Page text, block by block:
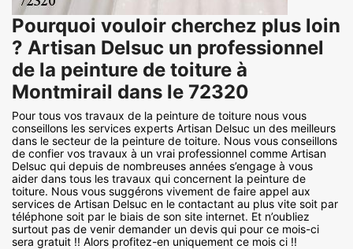
Pourquoi vouloir cherchez plus loin
? Artisan Delsuc un professionnel
de la peinture de toiture à
Montmirail dans le 72320
Pour tous vos travaux de la peinture de toiture nous vous
conseillons les services experts Artisan Delsuc un des meilleurs
dans le secteur de la peinture de toiture. Nous vous conseillons
de confier vos travaux à un vrai professionnel comme Artisan
Delsuc qui depuis de nombreuses années s’engage à vous
aider dans tous les travaux qui concernent la peinture de
toiture. Nous vous suggérons vivement de faire appel aux
services de Artisan Delsuc en le contactant au plus vite soit par
téléphone soit par le biais de son site internet. Et n’oubliez
surtout pas de venir demander un devis qui pour ce mois-ci
sera gratuit !! Alors profitez-en uniquement ce mois ci !!